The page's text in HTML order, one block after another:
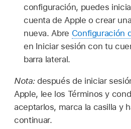
configuración, puedes
cuenta de Apple o crear
nueva. Abre Configuración
en Iniciar sesión con tu
barra lateral.
Nota: después de iniciar
Apple, lee los Términos y
aceptarlos, marca la casilla y
continuar.